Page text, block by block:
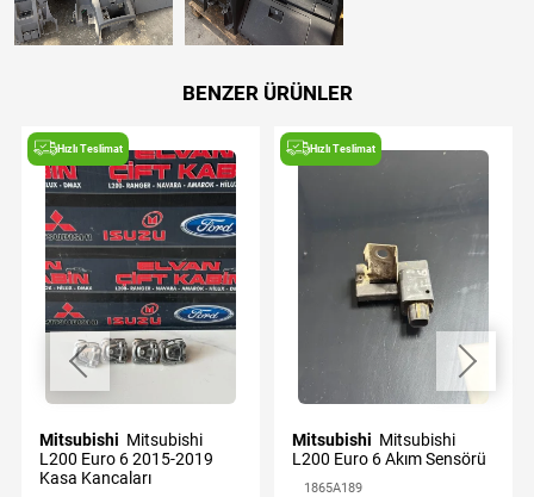
BENZER ÜRÜNLER
Hızlı Teslimat
Mitsubishi
L200 Euro 6 2015-2019
Kasa Kancaları
Hızlı Teslimat
Mitsubishi
L200 Euro 6 Akım Sensörü
1865A189